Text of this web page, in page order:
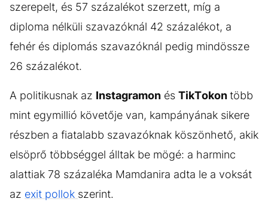
szerepelt, és 57 százalékot szerzett, míg a
diploma nélküli szavazóknál 42 százalékot, a
fehér és diplomás szavazóknál pedig mindössze
26 százalékot.
A politikusnak az Instagramon és TikTokontöbb
mint egymillió követője van, kampányának sikere
részben a fiatalabb szavazóknak köszönhető, akik
elsöprő többséggel álltak be mögé: a harminc
alattiak 78 százaléka Mamdanira adta le a voksát
az exit pollok szerint.